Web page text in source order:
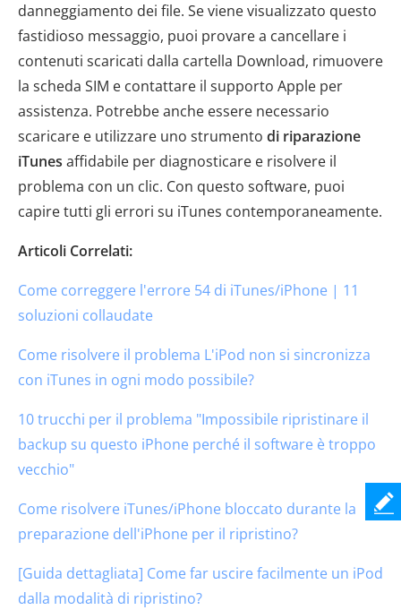
danneggiamento dei file. Se viene visualizzato questo
fastidioso messaggio, puoi provare a cancellare i
contenuti scaricati dalla cartella Download, rimuovere
la scheda SIM e contattare il supporto Apple per
assistenza. Potrebbe anche essere necessario
scaricare e utilizzare uno strumento di riparazione
iTunes affidabile per diagnosticare e risolvere il
problema con un clic. Con questo software, puoi
capire tutti gli errori su iTunes contemporaneamente.
Articoli Correlati:
Come correggere l'errore 54 di iTunes/iPhone | 11
soluzioni collaudate
Come risolvere il problema L'iPod non si sincronizza
con iTunes in ogni modo possibile?
10 trucchi per il problema "Impossibile ripristinare il
backup su questo iPhone perché il software è troppo
vecchio"
Come risolvere iTunes/iPhone bloccato durante la
preparazione dell'iPhone per il ripristino?
[Guida dettagliata] Come far uscire facilmente un iPod
dalla modalità di ripristino?